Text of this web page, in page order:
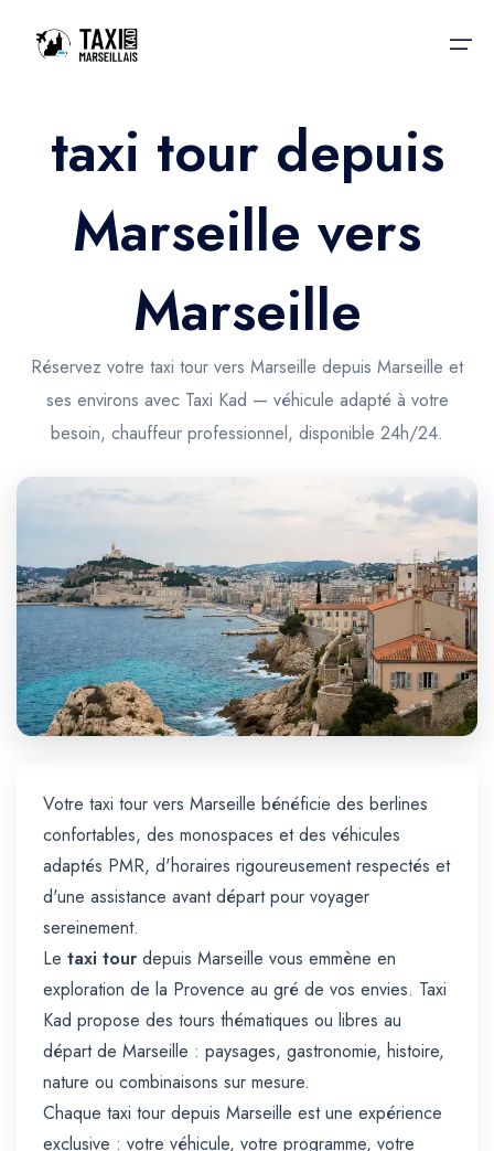
Accueil
Nos services
Nos services
Trajet Gare SNCF
Trajet Port croisière
Trajet Séminaire
Trajet Santé
Trajet Longue Distance
Réservation
Actualités & évènements
Contactez-nous
taxi tour depuis
Marseille vers
Marseille
Réservez votre taxi tour vers Marseille depuis Marseille et
ses environs avec Taxi Kad — véhicule adapté à votre
besoin, chauffeur professionnel, disponible 24h/24.
Votre taxi tour vers Marseille bénéficie des berlines
confortables, des monospaces et des véhicules
adaptés PMR, d'horaires rigoureusement respectés et
d'une assistance avant départ pour voyager
sereinement.
Le taxi tour depuis Marseille vous emmène en
exploration de la Provence au gré de vos envies. Taxi
Kad propose des tours thématiques ou libres au
départ de Marseille : paysages, gastronomie, histoire,
nature ou combinaisons sur mesure.
Chaque taxi tour depuis Marseille est une expérience
exclusive : votre véhicule, votre programme, votre